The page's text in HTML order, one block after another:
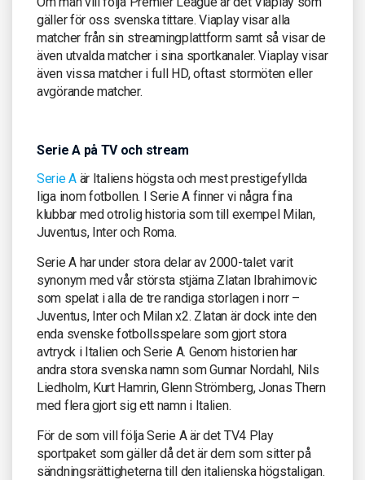
gäller för oss svenska tittare. Viaplay visar alla
matcher från sin streamingplattform samt så visar de
även utvalda matcher i sina sportkanaler. Viaplay visar
även vissa matcher i full HD, oftast stormöten eller
avgörande matcher.
Serie A på TV och stream
Serie Aär Italiens högsta och mest prestigefyllda
liga inom fotbollen. I Serie A finner vi några fina
klubbar med otrolig historia som till exempel Milan,
Juventus, Inter och Roma.
Serie A har under stora delar av 2000-talet varit
synonym med vår största stjärna Zlatan Ibrahimovic
som spelat i alla de tre randiga storlagen i norr –
Juventus, Inter och Milan x2. Zlatan är dock inte den
enda svenske fotbollsspelare som gjort stora
avtryck i Italien och Serie A. Genom historien har
andra stora svenska namn som Gunnar Nordahl, Nils
Liedholm, Kurt Hamrin, Glenn Strömberg, Jonas Thern
med flera gjort sig ett namn i Italien.
För de som vill följa Serie A är det TV4 Play
sportpaket som gäller då det är dem som sitter på
sändningsrättigheterna till den italienska högstaligan.